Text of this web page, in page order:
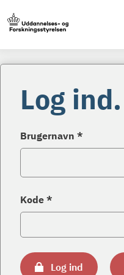
Log ind.
Brugernavn *
Kode *
Log ind